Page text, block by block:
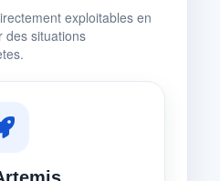
exploitables en
des situations